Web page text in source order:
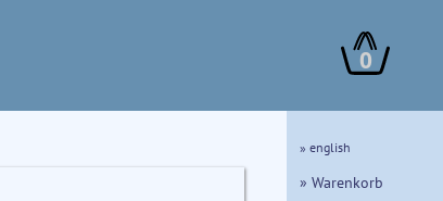
0
» english
» Warenkorb